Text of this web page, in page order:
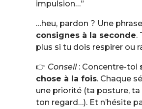
impulsion…”
…heu, pardon ? Une
consignes à la seconde.
plus si tu dois respirer ou
👉 Conseil: Concentre-toi
chose à la fois. Chaque
une priorité (ta posture, ta
ton regard…). Et n’hésite